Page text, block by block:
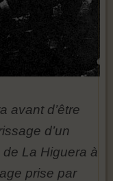
avant d’être
d’un
de La Higuera à
prise par